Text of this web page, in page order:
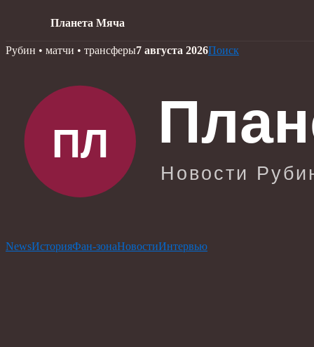
Планета Мяча
Skip
Рубин • матчи • трансферы7 августа 2026Поиск
NewsИсторияФан-зонаНовостиИнтервью